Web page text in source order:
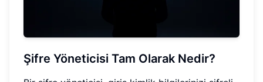
Şifre Yöneticisi Tam Olarak Nedir?